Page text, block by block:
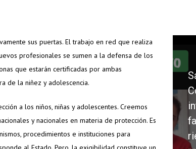
sus puertas. El trabajo en red que realiza
profesionales se sumen a la defensa de los
que estarán certificadas por ambas
de la niñez y adolescencia.
a los niños, niñas y adolescentes. Creemos
y nacionales en materia de protección. Es
procedimientos e instituciones para
Save The Children
Colombia: hay que
informar a las
familias sobre los
riesgos de